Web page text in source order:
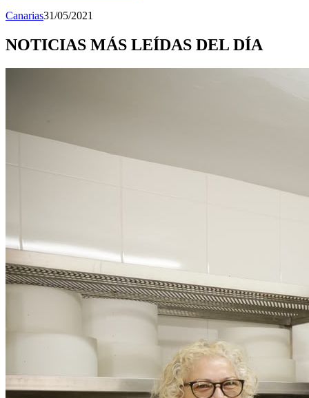
Canarias31/05/2021
NOTICIAS MÁS LEÍDAS DEL DÍA